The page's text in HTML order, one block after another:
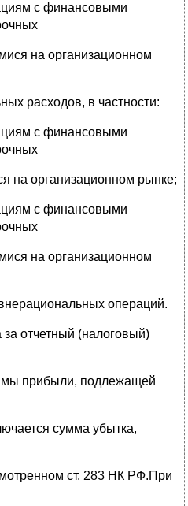
с финансовыми
на организационном
расходов, в частности:
с финансовыми
на организационном рынке;
с финансовыми
на организационном
операций.
за отчетный (налоговый)
прибыли, подлежащей
сумма убытка,
ст. 283 НК РФ.При